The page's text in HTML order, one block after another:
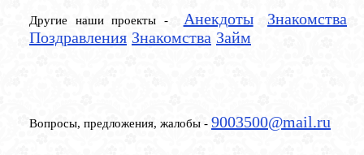
Другие наши проекты - Анекдоты
Знакомства
Поздравления Знакомства Займ
Вопросы, предложения, жалобы - 9003500@mail.ru